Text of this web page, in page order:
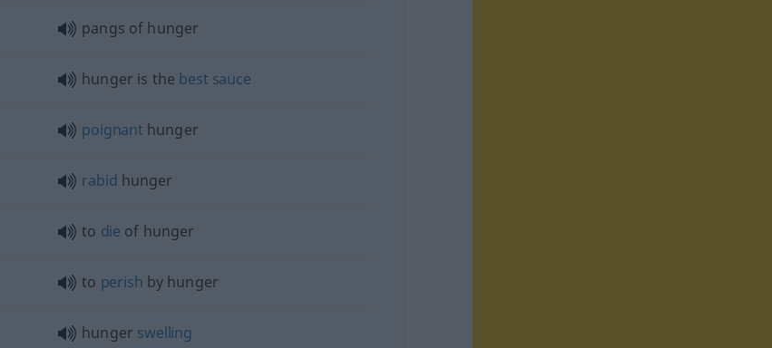
pangs of hunger
hunger is the best sauce
poignant hunger
rabid hunger
to die of hunger
to perish by hunger
hunger swelling